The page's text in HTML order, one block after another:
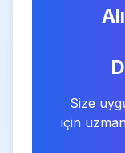
Size
için